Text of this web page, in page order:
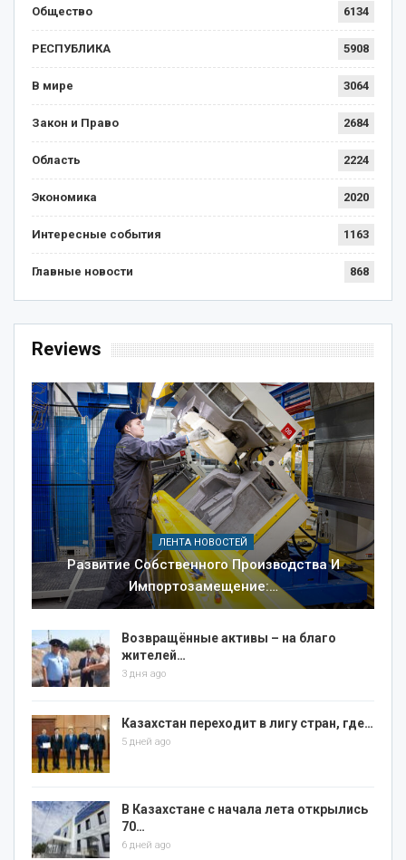
Общество 6134
РЕСПУБЛИКА 5908
В мире 3064
Закон и Право 2684
Область 2224
Экономика 2020
Интересные события 1163
Главные новости 868
Reviews
ЛЕНТА НОВОСТЕЙ
Развитие Собственного Производства И
Импортозамещение:…
Возвращённые активы – на благо
жителей…
3 дня ago
Казахстан переходит в лигу стран, где…
5 дней ago
В Казахстане с начала лета открылись
70…
6 дней ago